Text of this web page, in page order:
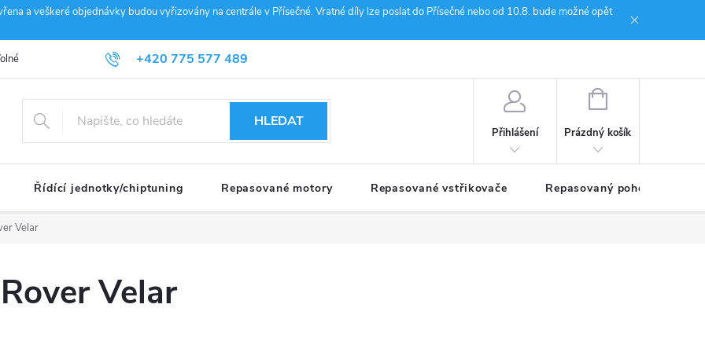
a veškeré objednávky budou vyřizovány na centrále v Přísečné. Vratné díly lze poslat do Přísečné nebo od 10.8. bude možné opět
+420 775 577 489
info@janousek-motorsport.cz
pozice Obchodní podmínky Reklamace
HLEDAT
Přihlášení
NÁKUPNÍ
Prázdný košík
Řídící jednotky/chiptuning Repasované motory Repasované vstřikovače Repasovaný pohon TDM
Velar
Velar